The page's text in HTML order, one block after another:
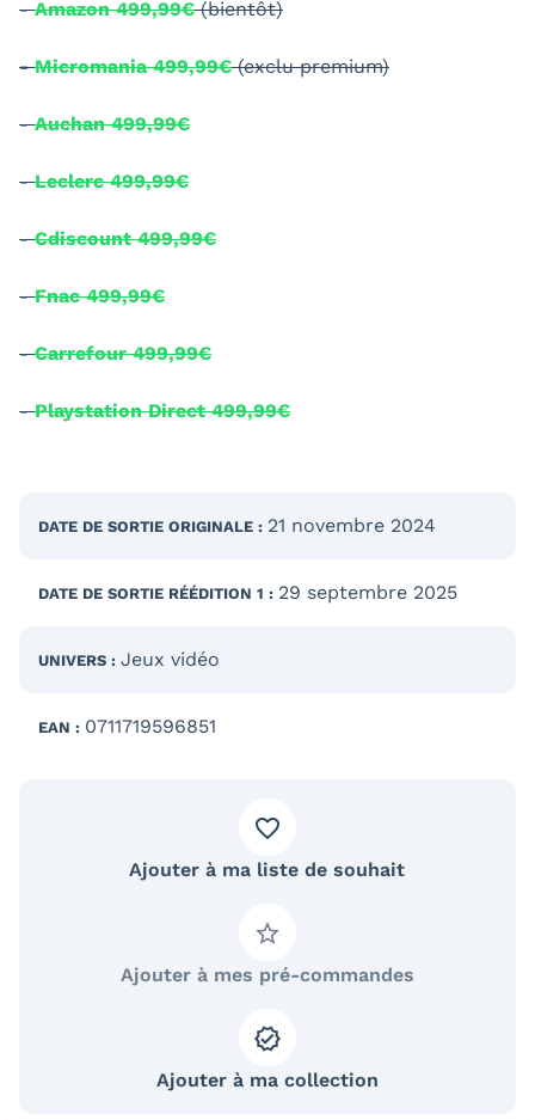
-Amazon 499,99€(bientôt)
-Micromania 499,99€(exclu premium)
-Auchan 499,99€
-Leclerc 499,99€
-Cdiscount 499,99€
-Fnac 499,99€
-Carrefour 499,99€
-Playstation Direct 499,99€
DATE DE SORTIE ORIGINALE : 21 novembre 2024
DATE DE SORTIE RÉÉDITION 1 : 29 septembre 2025
UNIVERS : Jeux vidéo
EAN : 0711719596851
Ajouter à ma liste de souhait
Ajouter à mes pré-commandes
Ajouter à ma collection